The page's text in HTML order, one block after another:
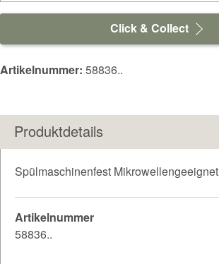
Click & Collect
Artikelnummer: 58836..
Produktdetails
Spülmaschinenfest Mikrowellengeeignet
Artikelnummer
58836..